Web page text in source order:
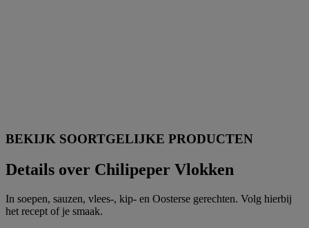
BEKIJK SOORTGELIJKE PRODUCTEN
Details over Chilipeper Vlokken
In soepen, sauzen, vlees-, kip- en Oosterse gerechten. Volg hierbij
het recept of je smaak.